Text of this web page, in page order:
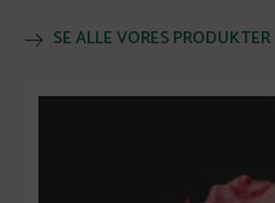
SE ALLE VORES PRODUKTER